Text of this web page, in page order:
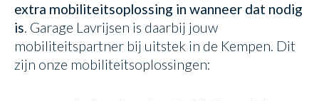
extra mobiliteitsoplossing in wanneer dat nodig
is. Garage Lavrijsen is daarbij jouw
mobiliteitspartner bij uitstek in de Kempen. Dit
zijn onze mobiliteitsoplossingen: